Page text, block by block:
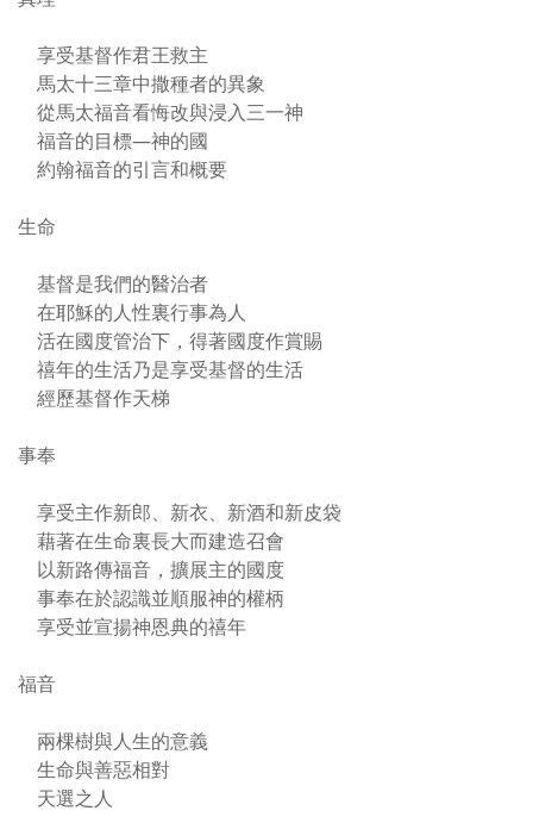
享受基督作君王救主
馬太十三章中撒種者的異象
從馬太福音看悔改與浸入三一神
福音的目標—神的國
約翰福音的引言和概要
生命
基督是我們的醫治者
在耶穌的人性裏行事為人
活在國度管治下，得著國度作賞賜
禧年的生活乃是享受基督的生活
經歷基督作天梯
事奉
享受主作新郎、新衣、新酒和新皮袋
藉著在生命裏長大而建造召會
以新路傳福音，擴展主的國度
事奉在於認識並順服神的權柄
享受並宣揚神恩典的禧年
福音
兩棵樹與人生的意義
生命與善惡相對
天選之人